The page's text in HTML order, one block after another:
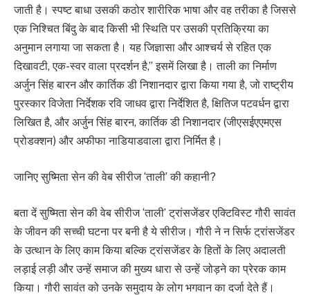
जाती है। स्पष्ट बाधा उसकी कठोर शारीरिक भाषा और वह तरीका है जिससे
एक निश्चित बिंदु के बाद किसी भी स्थिति पर उसकी प्रतिक्रिया का
अनुमान लगाया जा सकता है। यह जिज्ञासा और आश्चर्य से रहित एक
दिखावटी, एक-स्वर वाला प्रदर्शन है,” इसमें लिखा है। ताली का निर्माण
अर्जुन सिंह बारन और कार्तिक डी निशानदार द्वारा किया गया है, जो राष्ट्रीय
पुरस्कार विजेता निर्देशक रवि जाधव द्वारा निर्देशित है, क्षितिज पटवर्धन द्वारा
लिखित है, और अर्जुन सिंह बारन, कार्तिक डी निशानदार (जीएसईएएमएस
प्रोडक्शन) और अफीफा नाडियाडवाला द्वारा निर्मित है।
जानिए सुष्मिता सेन की वेब सीरीज ‘ताली’ की कहानी?
बता दें सुष्मिता सेन की वेब सीरीज ‘ताली’ ट्रांसजेंडर एक्टिविस्ट गौरी सावंत
के जीवन की सच्ची घटना पर बनी है ये सीरीज। गौरी ने न सिर्फ ट्रांसजेंडर
के उत्थान के लिए काम किया बल्कि ट्रांसजेंडर के हितों के लिए अदालती
लड़ाई लड़ी और उन्हें समाज की मुख्य धारा से उन्हें जोड़ने का प्रेरक काम
किया। गौरी सावंत को उनके समुदाय के लोग भगवान का दर्जा देते हैं।